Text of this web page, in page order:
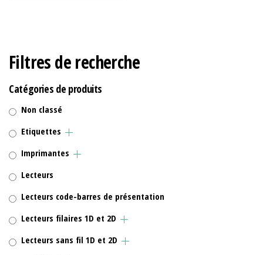
Filtres de recherche
Catégories de produits
Non classé
Etiquettes
Imprimantes
Lecteurs
Lecteurs code-barres de présentation
Lecteurs filaires 1D et 2D
Lecteurs sans fil 1D et 2D